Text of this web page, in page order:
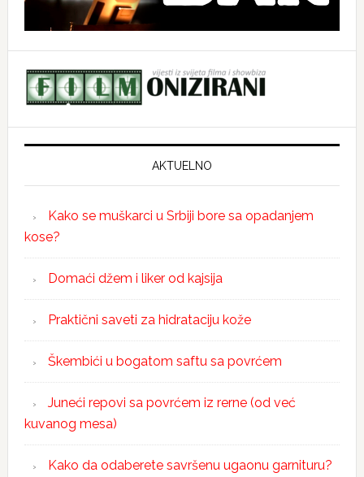
AKTUELNO
Kako se muškarci u Srbiji bore sa opadanjem
kose?
Domaći džem i liker od kajsija
Praktični saveti za hidrataciju kože
Škembići u bogatom saftu sa povrćem
Juneći repovi sa povrćem iz rerne (od već
kuvanog mesa)
Kako da odaberete savršenu ugaonu garnituru?